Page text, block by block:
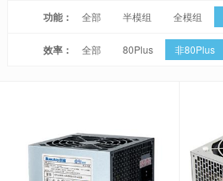
功能： 全部 半模组 全模组
效率： 全部 80Plus 非80Plus